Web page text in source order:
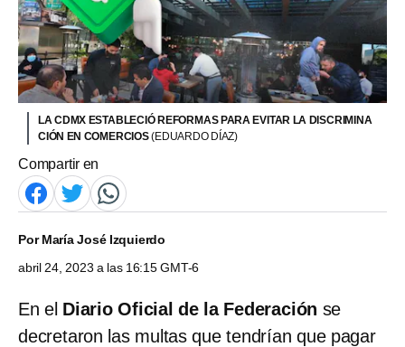
LA CDMX ESTABLECIÓ REFORMAS PARA EVITAR LA DISCRIMINA
CIÓN EN COMERCIOS(EDUARDO DÍAZ)
Compartir en
PorMaría José Izquierdo
abril 24, 2023 a las 16:15 GMT-6
En el Diario Oficial de la Federación se
decretaron las multas que tendrían que pagar